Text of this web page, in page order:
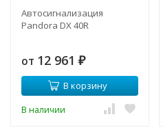
Автосигнализация
Pandora DX 40R
от 12 961 ₽
В корзину
В наличии